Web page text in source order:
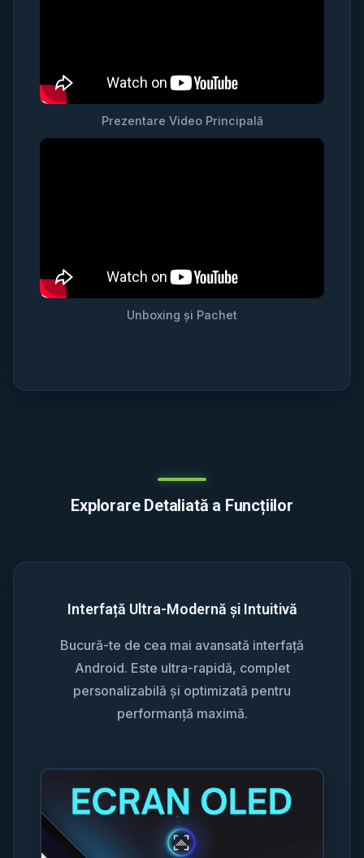
Prezentare Video Principală
Unboxing și Pachet
Explorare Detaliată a Funcțiilor
Interfață Ultra-Modernă și Intuitivă
Bucură-te de cea mai avansată interfață
Android. Este ultra-rapidă, complet
personalizabilă și optimizată pentru
performanță maximă.